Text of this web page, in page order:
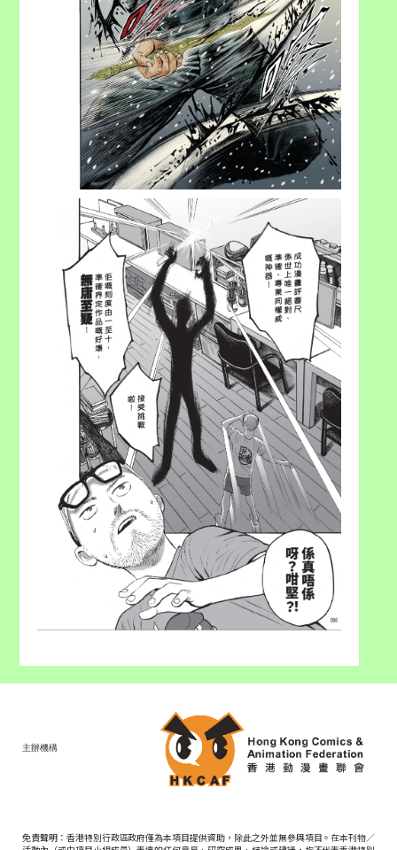
主辦機構
免責聲明：香港特別行政區政府僅為本項目提供資助，除此之外並無參與項目。在本刊物／